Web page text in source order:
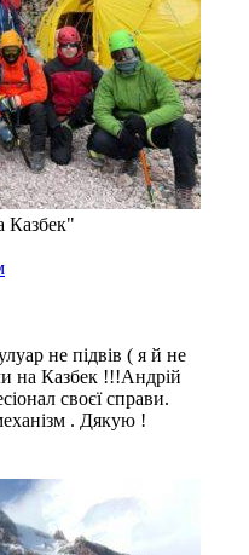
Казбек"
не підвів ( я й не
на Казбек !!!Андрій
своєї справи.
. Дякую !